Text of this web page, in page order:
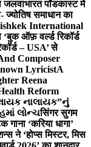
जलवाभारत पॉडकास्ट में
ज्योतिष समाधान का
International
ऑफ़ वर्ल्ड रिकॉर्ड
– USA’ से
Composer
LyricistA
Reena
Reform
નાલાયક”નું
લોન્ચसिंगर सुगम
गाना ‘करिया धागा’
ने ‘होप्स मिस्टर, मिस